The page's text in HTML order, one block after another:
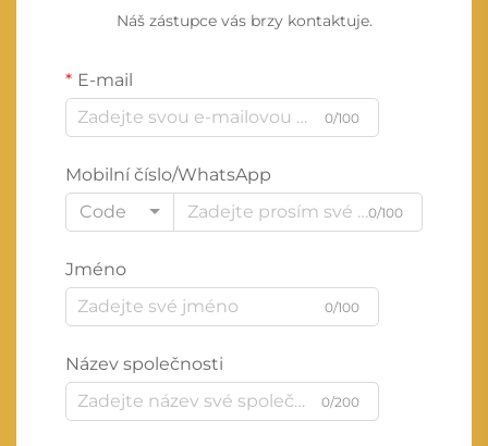
Náš zástupce vás brzy kontaktuje.
E-mail
0/100
Mobilní číslo/WhatsApp
Code
0/100
Jméno
0/100
Název společnosti
0/200